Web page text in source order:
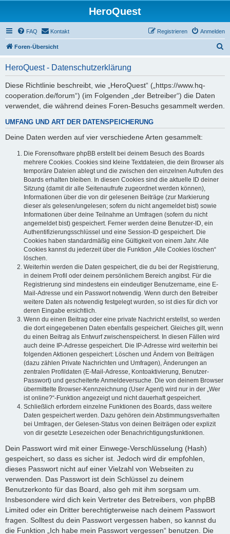
HeroQuest
FAQ Kontakt Anmelden
Registrieren
Foren-Übersicht
HeroQuest - Datenschutzerklärung
Diese Richtlinie beschreibt, wie „HeroQuest“ („https://www.hq-
cooperation.de/forum“) (im Folgenden „der Betreiber“) die Daten
verwendet, die während deines Foren-Besuchs gesammelt werden.
UMFANG UND ART DER DATENSPEICHERUNG
Deine Daten werden auf vier verschiedene Arten gesammelt:
Die Forensoftware phpBB erstellt bei deinem Besuch des Boards
mehrere Cookies. Cookies sind kleine Textdateien, die dein Browser als
temporäre Dateien ablegt und die zwischen den einzelnen Aufrufen des
Boards erhalten bleiben. In diesen Cookies sind die aktuelle ID deiner
Sitzung (damit dir alle Seitenaufrufe zugeordnet werden können),
Informationen über die von dir gelesenen Beiträge (zur Markierung
dieser als gelesen/ungelesen; sofern du nicht angemeldet bist) sowie
Informationen über deine Teilnahme an Umfragen (sofern du nicht
angemeldet bist) gespeichert. Ferner werden deine Benutzer-ID, ein
Authentifizierungsschlüssel und eine Session-ID gespeichert. Die
Cookies haben standardmäßig eine Gültigkeit von einem Jahr. Alle
Cookies kannst du jederzeit über die Funktion „Alle Cookies löschen“
löschen.
Weiterhin werden die Daten gespeichert, die du bei der Registrierung,
in deinem Profil oder deinem persönlichem Bereich angibst. Für die
Registrierung sind mindestens ein eindeutiger Benutzername, eine E-
Mail-Adresse und ein Passwort notwendig. Wenn durch den Betreiber
weitere Daten als notwendig festgelegt wurden, so ist dies für dich vor
deren Eingabe ersichtlich.
Wenn du einen Beitrag oder eine private Nachricht erstellst, so werden
die dort eingegebenen Daten ebenfalls gespeichert. Gleiches gilt, wenn
du einen Beitrag als Entwurf zwischenspeicherst. In diesen Fällen wird
auch deine IP-Adresse gespeichert. Die IP-Adresse wird weiterhin bei
folgenden Aktionen gespeichert: Löschen und Ändern von Beiträgen
(dazu zählen Private Nachrichten und Umfragen), Änderungen an
zentralen Profildaten (E-Mail-Adresse, Kontoaktivierung, Benutzer-
Passwort) und gescheiterte Anmeldeversuche. Die von deinem Browser
übermittelte Browser-Kennzeichnung (User Agent) wird nur in der „Wer
ist online?“-Funktion angezeigt und nicht dauerhaft gespeichert.
Schließlich erfordern einzelne Funktionen des Boards, dass weitere
Daten gespeichert werden. Dazu gehören dein Abstimmungsverhalten
bei Umfragen, der Gelesen-Status von deinen Beiträgen oder explizit
von dir gesetzte Lesezeichen oder Benachrichtigungsfunktionen.
Dein Passwort wird mit einer Einwege-Verschlüsselung (Hash)
gespeichert, so dass es sicher ist. Jedoch wird dir empfohlen,
dieses Passwort nicht auf einer Vielzahl von Webseiten zu
verwenden. Das Passwort ist dein Schlüssel zu deinem
Benutzerkonto für das Board, also geh mit ihm sorgsam um.
Insbesondere wird dich kein Vertreter des Betreibers, von phpBB
Limited oder ein Dritter berechtigterweise nach deinem Passwort
fragen. Solltest du dein Passwort vergessen haben, so kannst du
die Funktion „Ich habe mein Passwort vergessen“ benutzen. Die